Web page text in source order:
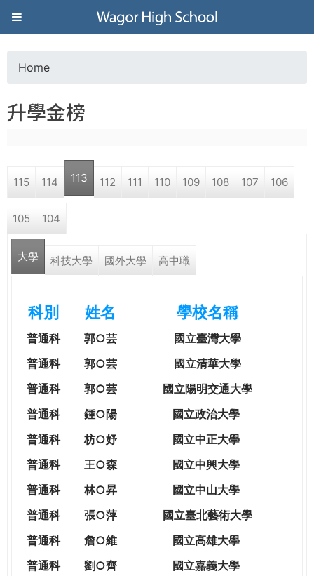
Jump to navigation
葳
格
高
學
o
a
r
e
e
Home
升學金榜
115 114 113 112 111 110 109 108 107 106
105 104
大學 科技大學 國外大學 高中職
科別 姓名 學校名稱
普通科 郭○芸
國立臺灣大學
普通科
郭○芸
國立清華大學
普通科
郭○芸
國立陽明交通大學
普通科
鍾○陽
國立政治大學
普通科
枋○妤
國立中正大學
普通科
王○森
國立中興大學
普通科
林○昇
國立中山大學
普通科
張○萍
國立臺北藝術大學
普通科
詹○維
國立高雄大學
普通科
劉○齊
國立嘉義大學